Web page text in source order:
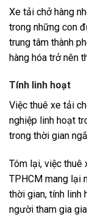
Xe tải chở hàng
trong những con
trung tâm thành
hàng hóa trở nên
Tính linh hoạt
Việc thuê xe tải
nghiệp linh hoạt
trong thời gian
Tóm lại, việc thuê
TPHCM mang lại
thời gian, tính linh
người tham gia